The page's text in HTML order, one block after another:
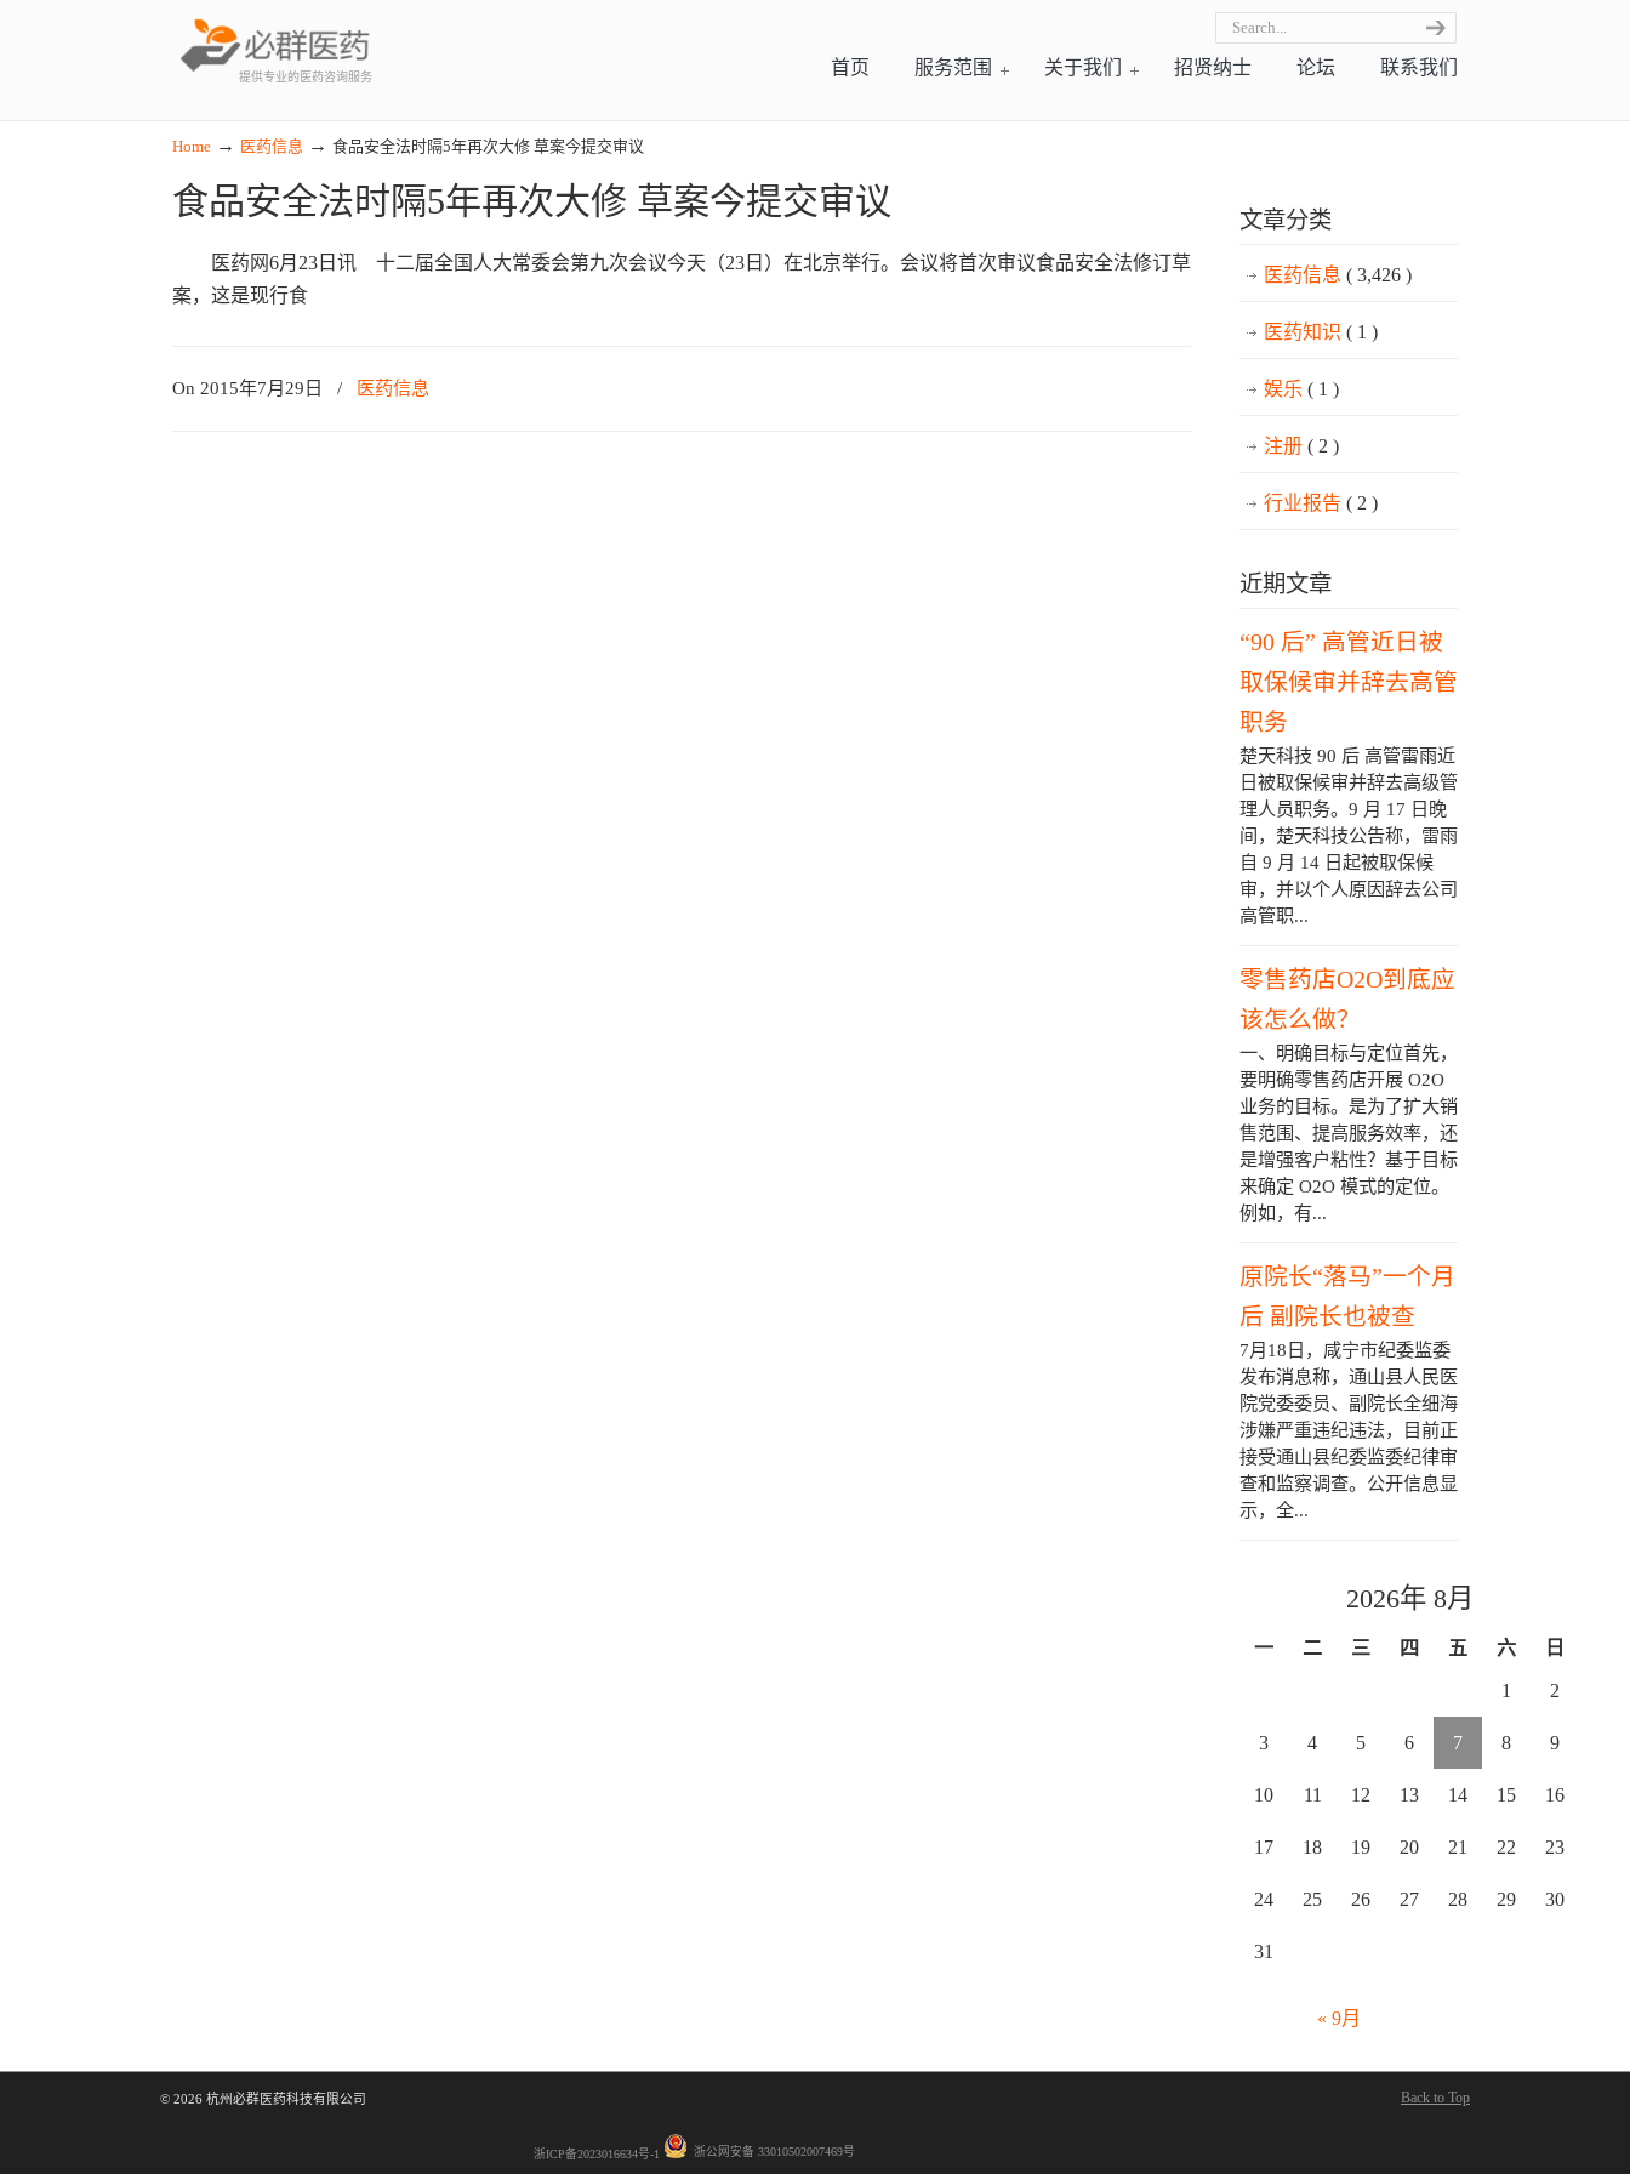
提供专业的医药咨询服务 首页 服务范围 关于我们 招贤纳士 论坛 联系我们
Home → 医药信息 → 食品安全法时隔5年再次大修 草案今提交审议
食品安全法时隔5年再次大修 草案今提交审议
医药网6月23日讯 十二届全国人大常委会第九次会议今天（23日）在北京举行。会议将首次审议食品安全法修订草
案，这是现行食
On 2015年7月29日 / 医药信息
文章分类
医药信息 ( 3,426 )
医药知识 ( 1 )
娱乐 ( 1 )
注册 ( 2 )
行业报告 ( 2 )
近期文章
“90 后” 高管近日被
取保候审并辞去高管
职务
楚天科技 90 后 高管雷雨近
日被取保候审并辞去高级管
理人员职务。9 月 17 日晚
间，楚天科技公告称，雷雨
自 9 月 14 日起被取保候
审，并以个人原因辞去公司
高管职...
零售药店O2O到底应
该怎么做？
一、明确目标与定位首先，
要明确零售药店开展 O2O
业务的目标。是为了扩大销
售范围、提高服务效率，还
是增强客户粘性？基于目标
来确定 O2O 模式的定位。
例如，有...
原院长“落马”一个月
后 副院长也被查
7月18日，咸宁市纪委监委
发布消息称，通山县人民医
院党委委员、副院长全细海
涉嫌严重违纪违法，目前正
接受通山县纪委监委纪律审
查和监察调查。公开信息显
示，全...
2026年 8月
一 二 三 四 五 六 日
1 2
3 4 5 6 7 8 9
10 11 12 13 14 15 16
17 18 19 20 21 22 23
24 25 26 27 28 29 30
31
« 9月
© 2026 杭州必群医药科技有限公司
浙ICP备2023016634号-1 浙公网安备 33010502007469号
Back to Top